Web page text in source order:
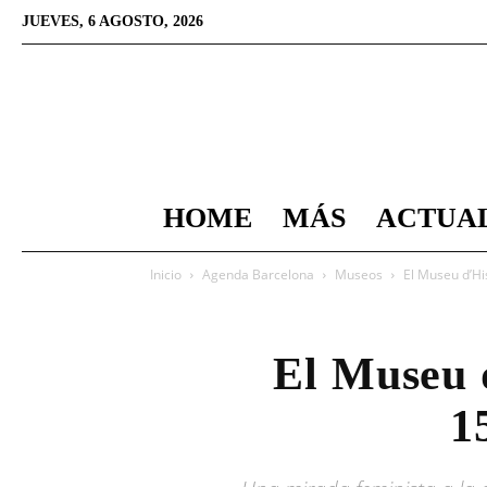
JUEVES, 6 AGOSTO, 2026
HOME MÁS
Inicio Agenda Barcelona Museos El Museu
El Museu